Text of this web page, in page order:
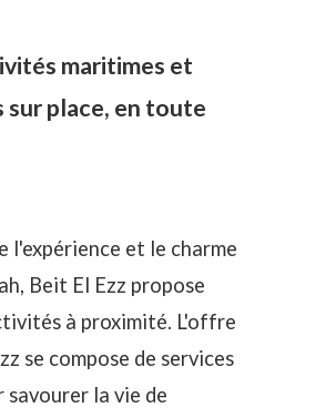
maritimes et
place, en toute
l'expérience et le charme
Beit El Ezz propose
à proximité. L'offre
se compose de services
savourer la vie de